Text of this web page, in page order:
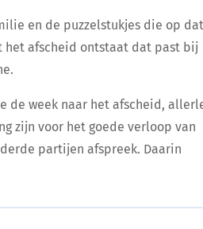
en de puzzelstukjes die op dat
het afscheid ontstaat dat past bij
de week naar het afscheid,
zijn voor het goede verloop van
partijen afspreek. Daarin